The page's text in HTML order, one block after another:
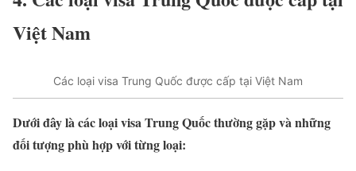
Việt Nam
Các loại visa Trung Quốc được cấp tại Việt Nam
Dưới đây là các loại visa Trung Quốc thường gặp và những
đối tượng phù hợp với từng loại: